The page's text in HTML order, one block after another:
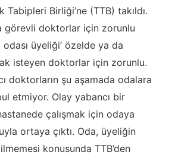
Tabipleri Birliği’ne (TTB) takıldı.
görevli doktorlar için zorunlu
üyeliği’ özelde ya da
isteyen doktorlar için zorunlu.
doktorların şu aşamada odalara
etmiyor. Olay yabancı bir
çalışmak için odaya
ortaya çıktı. Oda, üyeliğin
konusunda TTB’den